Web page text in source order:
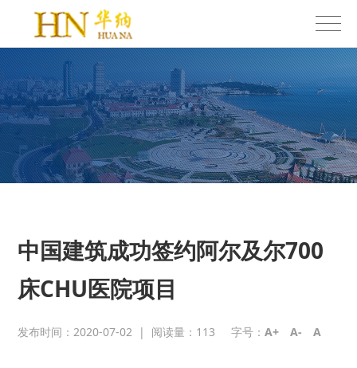
中国建筑成功签约阿尔及尔700
床CHU医院项目
发布时间：2020-07-02 | 阅读量： 113 字号：A+ A- A